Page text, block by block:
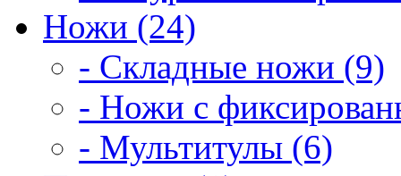
Ножи (24)
- Складные ножи (9)
- Ножи с
- Мультитулы (6)